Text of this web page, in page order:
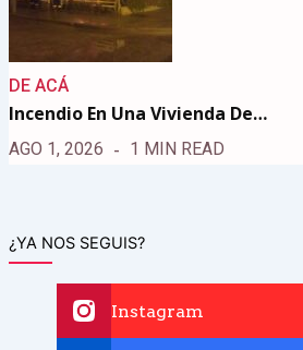
DE ACÁ
Incendio En Una Vivienda De…
AGO 1, 2026 1 MIN READ
¿YA NOS SEGUIS?
Instagram